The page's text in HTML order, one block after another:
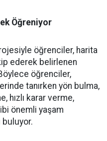
Öğreniyor
öğrenciler, harita
ederek belirlenen
öğrenciler,
tanırken yön bulma,
hızlı karar verme,
önemli yaşam
buluyor.